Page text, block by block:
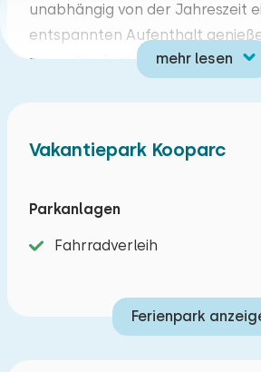
unabhängig von der Jahreszeit
entspannten Aufenthalt
der gut isolierten Wände und
Das Haus verfügt über vier
mit Familie, Freunden oder der
moderne Küche mit Siemens-
maximalen Kochkomfort. Die
Dachterrasse bietet
mehr lesen
17 18 19 20 21
Vakantiepark Kooparc
Parkanlagen
Fahrradverleih
Ferienpark